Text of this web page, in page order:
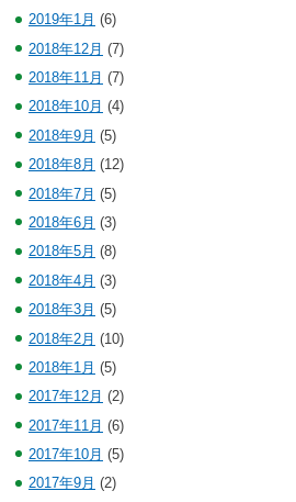
2019年1月 (6)
2018年12月 (7)
2018年11月 (7)
2018年10月 (4)
2018年9月 (5)
2018年8月 (12)
2018年7月 (5)
2018年6月 (3)
2018年5月 (8)
2018年4月 (3)
2018年3月 (5)
2018年2月 (10)
2018年1月 (5)
2017年12月 (2)
2017年11月 (6)
2017年10月 (5)
2017年9月 (2)